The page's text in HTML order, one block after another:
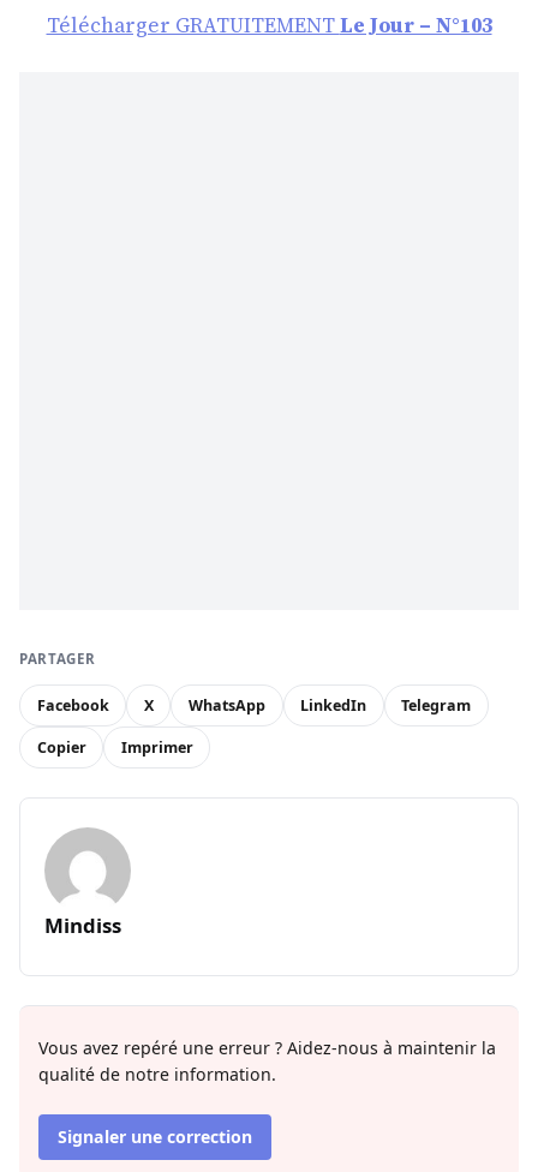
Télécharger GRATUITEMENTLe Jour – N°103
PARTAGER
Facebook X WhatsApp LinkedIn Telegram
Copier Imprimer
Mindiss
Vous avez repéré une erreur ? Aidez-nous à maintenir la
qualité de notre information.
Signaler une correction